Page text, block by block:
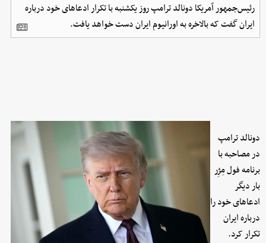
رئیس‌جمهور آمریکا دونالد ترامپ روز یکشنبه با تکرار ادعاهای خود درباره
ایران گفت که بالاخره به اورانیوم ایران دست خواهد یافت.
دونالد ترامپ
در مصاحبه با
برنامه فول مِژِر
بار دیگر
ادعاهای خود را
درباره ایران
تکرار کرد.